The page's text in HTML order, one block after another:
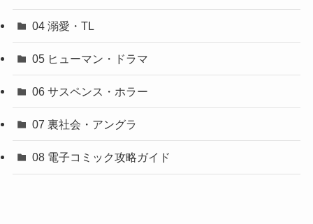
04 溺愛・TL
05 ヒューマン・ドラマ
06 サスペンス・ホラー
07 裏社会・アングラ
08 電子コミック攻略ガイド